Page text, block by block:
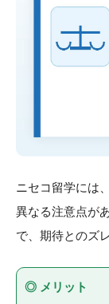
ニセコ留学には
異なる注意点が
で、期待とのズ
◎ メリット